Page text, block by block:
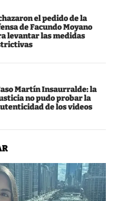
el pedido de la
de Facundo Moyano
levantar las medidas
Martín Insaurralde: la
no pudo probar la
de los videos